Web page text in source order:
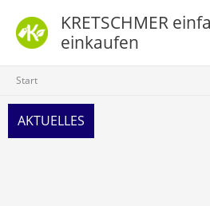
Inhalt
springen
KRETSCHMER
einkaufen
Start
AKTUELLES